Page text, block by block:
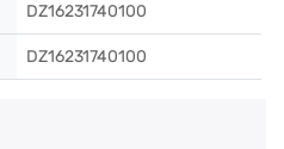
DZ16231740100
DZ16231740100